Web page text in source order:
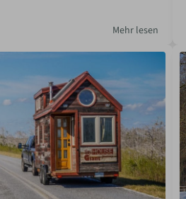
Mehr lesen